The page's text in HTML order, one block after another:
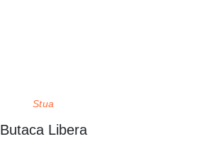
Stua
Butaca Libera